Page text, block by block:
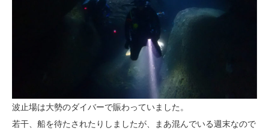
波止場は大勢のダイバーで賑わっていました。
若干、船を待たされたりしましたが、まあ混んでいる週末なので